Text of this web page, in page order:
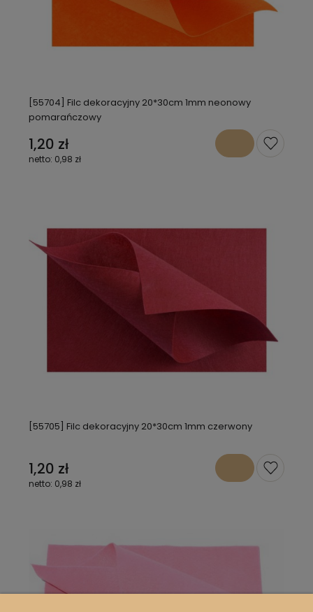
[55704] Filc dekoracyjny 20*30cm 1mm neonowy
pomarańczowy
1,20 zł
0,98 zł
[55705] Filc dekoracyjny 20*30cm 1mm czerwony
1,20 zł
0,98 zł